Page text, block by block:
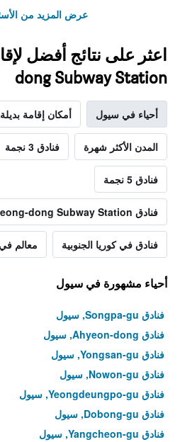
عرض المزيد من
dong Subway Station
أحياء في سيول أمكان إقامة بديلة
المدن الأكثر شهرة فنادق 3 نجمة
فنادق 5 نجمة
فنادق Myeong-dong Subway Station الرائجة
فنادق في كوريا الجنوبية معالم
أحياء مشهورة في سيول
فنادق Songpa-gu, سيول
فنادق Ahyeon-dong, سيول
فنادق Yongsan-gu, سيول
فنادق Nowon-gu, سيول
فنادق Yeongdeungpo-gu, سيول
فنادق Dobong-gu, سيول
فنادق Yangcheon-gu, سيول